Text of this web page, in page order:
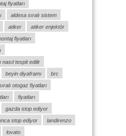
fiyatları
aldesa sıralı sistem
atiker
atiker enjektör
fiyatları
nasıl tespit edilir
beyin diyaframı
brc
otogaz fiyatları
fiyatları
gazda stop ediyor
stop ediyor
landirenzo
lovato